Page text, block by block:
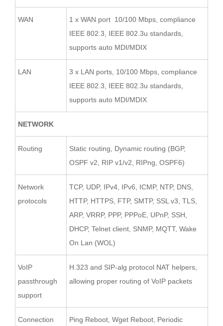
WAN
1 x WAN port 10/100 Mbps, compliance
IEEE 802.3, IEEE 802.3u standards,
supports auto MDI/MDIX
LAN
3 x LAN ports, 10/100 Mbps, compliance
IEEE 802.3, IEEE 802.3u standards,
supports auto MDI/MDIX
NETWORK
Routing
Static routing, Dynamic routing (BGP,
OSPF v2, RIP v1/v2, RIPng, OSPF6)
Network
protocols
TCP, UDP, IPv4, IPv6, ICMP, NTP, DNS,
HTTP, HTTPS, FTP, SMTP, SSL v3, TLS,
ARP, VRRP, PPP, PPPoE, UPnP, SSH,
DHCP, Telnet client, SNMP, MQTT, Wake
On Lan (WOL)
VoIP
passthrough
support
H.323 and SIP-alg protocol NAT helpers,
allowing proper routing of VoIP packets
Connection Ping Reboot, Wget Reboot, Periodic